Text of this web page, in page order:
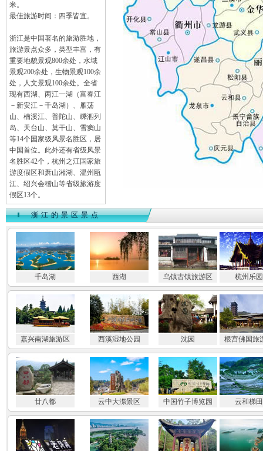
米。
最佳旅游时间：四季皆宜。
浙江是中国著名的旅游胜地，
旅游景点众多，类型丰富，有
重要地貌景观800余处，水域
景观200余处，生物景观100余
处，人文景观100余处。全省
现有西湖、两江一湖（富春江
－新安江－千岛湖）、雁荡
山、楠溪江、普陀山、嵊泗列
岛、天台山、莫干山、雪窦山
等14个国家级风景名胜区，居
中国首位。此外还有省级风景
名胜区42个，杭州之江国家旅
游度假区和萧山湘湖、温州瓯
江、绍兴会稽山等省级旅游度
假区13个。
浙江的景区景点
千岛湖 西湖 乌镇古镇旅游区 杭州乐园
嘉兴南湖旅游区 西溪湿地公园 沈园 根宫佛国旅
廿八都 云中大漈景区 中国竹子博览园 云和梯田